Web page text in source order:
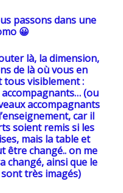
passons dans une
😀
là, la dimension,
de là où vous en
visiblement :
(ou
accompagnants
car il
soient remis si les
mais la table et
être changé.. on me
changé, ainsi que le
très imagés)